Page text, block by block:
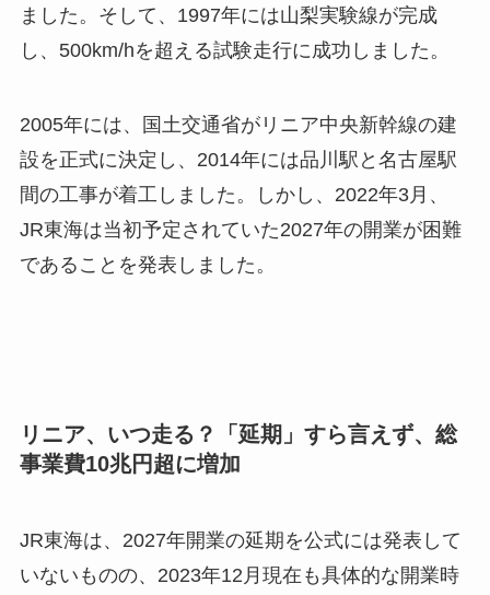
ました。そして、1997年には山梨実験線が完成
し、500km/hを超える試験走行に成功しました。
2005年には、国土交通省がリニア中央新幹線の建
設を正式に決定し、2014年には品川駅と名古屋駅
間の工事が着工しました。しかし、2022年3月、
JR東海は当初予定されていた2027年の開業が困難
であることを発表しました。
リニア、いつ走る？「延期」すら言えず、総
事業費10兆円超に増加
JR東海は、2027年開業の延期を公式には発表して
いないものの、2023年12月現在も具体的な開業時